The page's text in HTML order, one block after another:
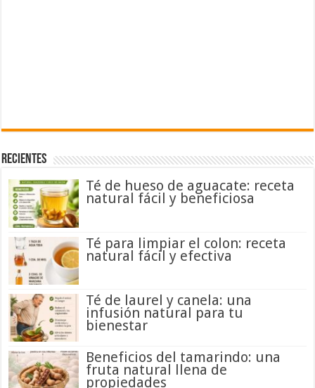
Recientes
Té de hueso de aguacate: receta
natural fácil y beneficiosa
Té para limpiar el colon: receta
natural fácil y efectiva
Té de laurel y canela: una
infusión natural para tu
bienestar
Beneficios del tamarindo: una
fruta natural llena de
propiedades